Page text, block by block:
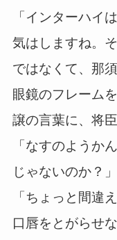
「インターハイ
気はしますね。
ではなくて、那
眼鏡のフレーム
譲の言葉に、将
「なすのようか
じゃないのか？」
「ちょっと間違
口唇をとがらせ